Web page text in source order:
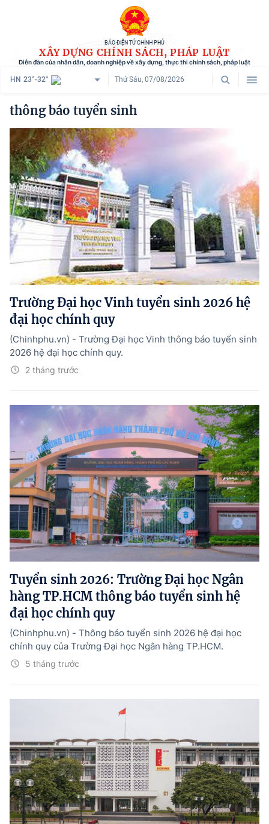
BÁO ĐIỆN TỬ CHÍNH PHỦ
XÂY DỰNG CHÍNH SÁCH, PHÁP LUẬT
Diễn đàn của nhân dân, doanh nghiệp về xây dựng, thực thi chính sách, pháp luật
HN 23°-32° Thứ Sáu, 07/08/2026
Danh mục
Trang chủ
Chính sách mới
Tham vấn chính sách
Người dân góp ý
Doanh nghiệp hiến kế
Chính sách và cuộc sống
Hướng dẫn thực hiện chính sách
Phát triển kinh tế tư nhân và doanh nghiệp dân tộc
Ocop và chuỗi giá trị Nông sản
Kinh tế tư nhân
Doanh nghiệp dân tộc
Video
Photo
© BÁO ĐIỆN TỬ CHÍNH PHỦ
Tổng Giám đốc:Nguyễn Hồng Sâm
Trụ sở: 16 Lê Hồng Phong - Ba Đình - Hà Nội.
Điện thoại: 080 43162; Fax: 080.48924;
Email: thongtinchinhphu@chinhphu.vn.
Theo dõi báo trên:
phủ.
thông báo tuyển sinh
Trường Đại học Vinh tuyển sinh 2026 hệ
đại học chính quy
2 tháng trước
(Chinhphu.vn) - Trường Đại học Vinh thông báo tuyển sinh
2026 hệ đại học chính quy.
Tuyển sinh 2026: Trường Đại học Ngân
hàng TP.HCM thông báo tuyển sinh hệ
đại học chính quy
5 tháng trước
(Chinhphu.vn) - Thông báo tuyển sinh 2026 hệ đại học
chính quy của Trường Đại học Ngân hàng TP.HCM.